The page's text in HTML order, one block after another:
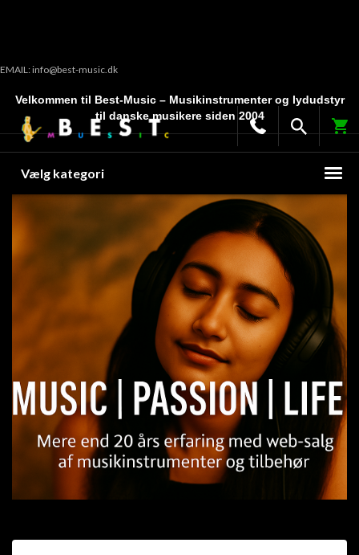
EMAIL: info@best-music.dk
Velkommen til Best-Music – Musikinstrumenter og lydudstyr
til danske musikere siden 2004
Vælg kategori